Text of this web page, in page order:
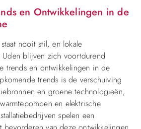
en Ontwikkelingen in de
nooit stil, en lokale
blijven zich voortdurend
trends en ontwikkelingen in de
trends is de verschuiving
en groene technologieën,
en elektrische
spelen een